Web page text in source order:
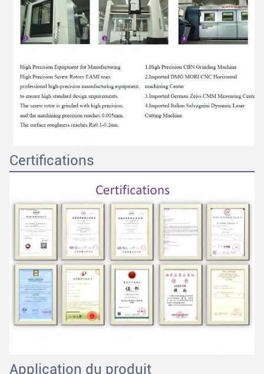
Certifications
Application du produit